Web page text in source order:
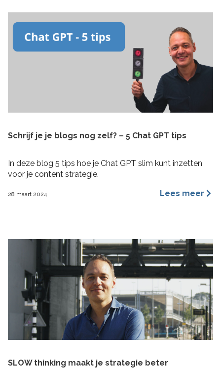
Schrijf je je blogs nog zelf? – 5 Chat GPT tips
In deze blog 5 tips hoe je Chat GPT slim kunt inzetten
voor je content strategie.
28 maart 2024 Lees meer
SLOW thinking maakt je strategie beter